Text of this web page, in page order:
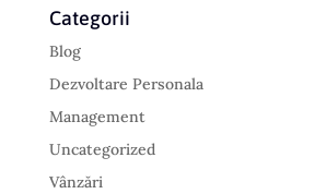
Categorii
Blog
Dezvoltare Personala
Management
Uncategorized
Vânzări